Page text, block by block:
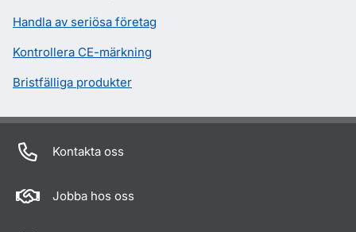
Handla av seriösa företag
Kontrollera CE-märkning
Bristfälliga produkter
Kontakta oss
Jobba hos oss